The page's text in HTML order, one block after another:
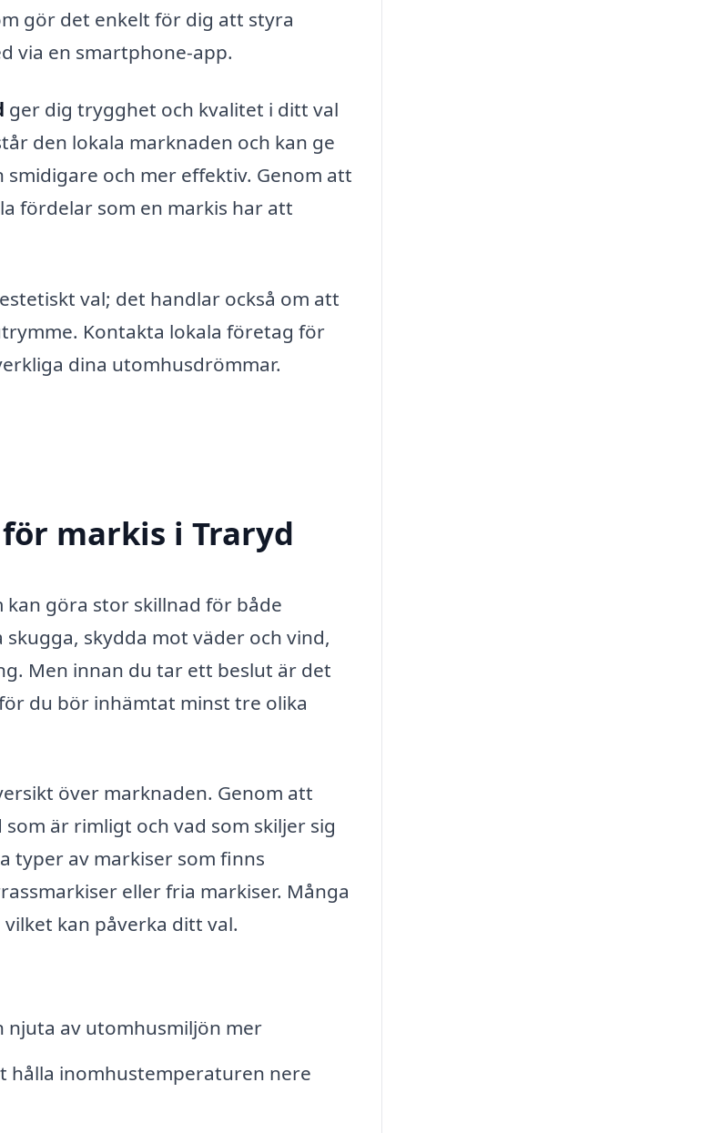
gör det enkelt för dig att styra
via en smartphone-app.
ger dig trygghet och kvalitet i ditt val
den lokala marknaden och kan ge
och mer effektiv. Genom att
fördelar som en markis har att
val; det handlar också om att
Kontakta lokala företag för
dina utomhusdrömmar.
markis i Traryd
göra stor skillnad för både
skydda mot väder och vind,
Men innan du tar ett beslut är det
du bör inhämtat minst tre olika
över marknaden. Genom att
är rimligt och vad som skiljer sig
typer av markiser som finns
eller fria markiser. Många
kan påverka ditt val.
njuta av utomhusmiljön mer
inomhustemperaturen nere